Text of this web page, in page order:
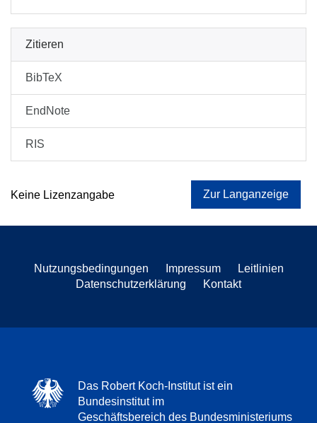
Zitieren
BibTeX
EndNote
RIS
Keine Lizenzangabe Zur Langanzeige
Nutzungsbedingungen Impressum
Leitlinien
Datenschutzerklärung
Kontakt
Das Robert Koch-Institut ist ein
Bundesinstitut im
Geschäftsbereich des Bundesministeriums